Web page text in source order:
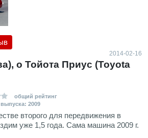
2014-02-16
о Тойота Приус (Toyota
общий рейтинг
2009
второго для передвижения в
уже 1,5 года. Сама машина 2009 г.